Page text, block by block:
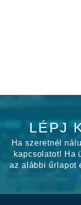
LÉPJ
Ha szeretnél
kapcsolatot! Ha
az alábbi űrlapot